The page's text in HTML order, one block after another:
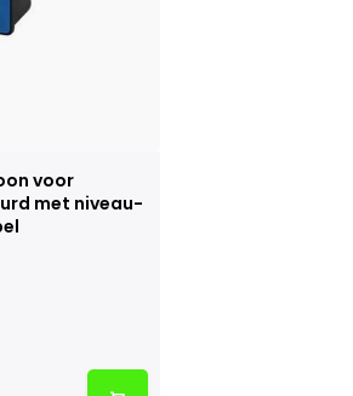
voor
met niveau-